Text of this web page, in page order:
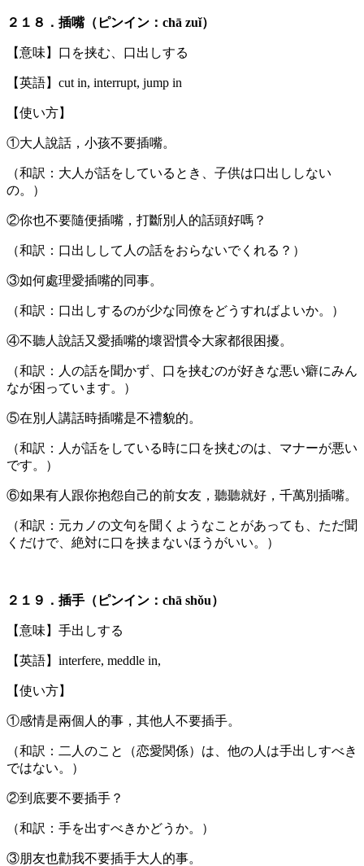
２１８．插嘴（ピンイン：chā zuǐ）
【意味】口を挟む、口出しする
【英語】cut in, interrupt, jump in
【使い方】
①大人說話，小孩不要插嘴。
（和訳：大人が話をしているとき、子供は口出ししない
の。）
②你也不要隨便插嘴，打斷別人的話頭好嗎？
（和訳：口出しして人の話をおらないでくれる？）
③如何處理愛插嘴的同事。
（和訳：口出しするのが少な同僚をどうすればよいか。）
④不聽人說話又愛插嘴的壞習慣令大家都很困擾。
（和訳：人の話を聞かず、口を挟むのが好きな悪い癖にみん
なが困っています。）
⑤在別人講話時插嘴是不禮貌的。
（和訳：人が話をしている時に口を挟むのは、マナーが悪い
です。）
⑥如果有人跟你抱怨自己的前女友，聽聽就好，千萬別插嘴。
（和訳：元カノの文句を聞くようなことがあっても、ただ聞
くだけで、絶対に口を挟まないほうがいい。）
２１９．插手（ピンイン：chā shǒu）
【意味】手出しする
【英語】interfere, meddle in,
【使い方】
①感情是兩個人的事，其他人不要插手。
（和訳：二人のこと（恋愛関係）は、他の人は手出しすべき
ではない。）
②到底要不要插手？
（和訳：手を出すべきかどうか。）
③朋友也勸我不要插手大人的事。